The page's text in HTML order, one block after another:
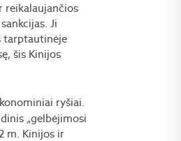
reikalaujančios
Ji
tarptautinėje
šis Kinijos
ryšiai.
„gelbėjimosi
m. Kinijos ir